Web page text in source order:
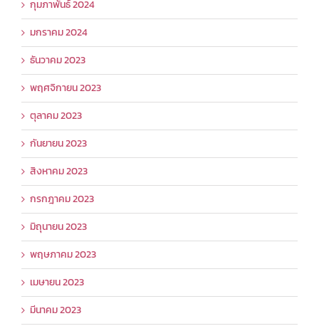
กุมภาพันธ์ 2024
มกราคม 2024
ธันวาคม 2023
พฤศจิกายน 2023
ตุลาคม 2023
กันยายน 2023
สิงหาคม 2023
กรกฎาคม 2023
มิถุนายน 2023
พฤษภาคม 2023
เมษายน 2023
มีนาคม 2023